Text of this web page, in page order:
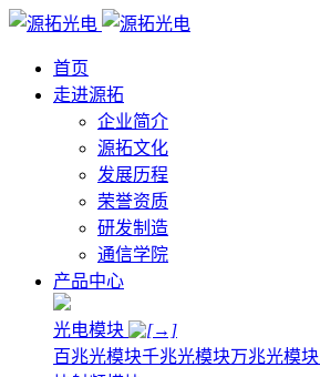
首页
走进源拓
企业简介
源拓文化
发展历程
荣誉资质
研发制造
通信学院
产品中心
光电模块
百兆光模块千兆光模块万兆光模块